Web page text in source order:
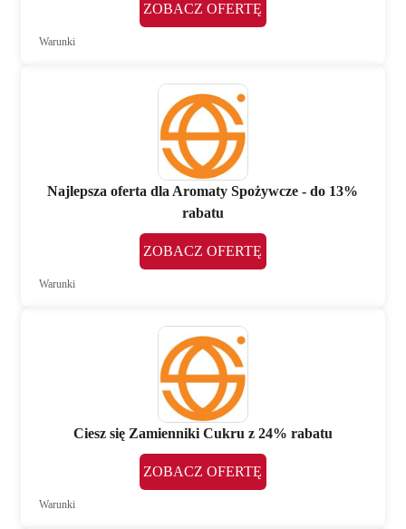
ZOBACZ OFERTĘ
Warunki
Najlepsza oferta dla Aromaty Spożywcze - do 13%
rabatu
ZOBACZ OFERTĘ
Warunki
Ciesz się Zamienniki Cukru z 24% rabatu
ZOBACZ OFERTĘ
Warunki